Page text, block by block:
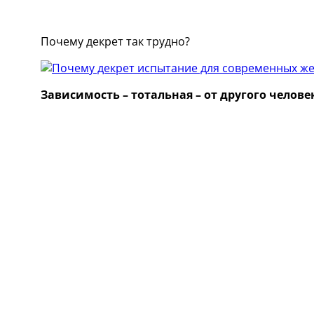
Почему декрет так трудно?
Зависимость – тотальная – от другого